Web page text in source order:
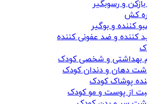
بازکن و رسوبگیر
کش
کننده و بوگیر
کننده و ضد عفونی کننده
بهداشتی و شخصی کودک
دهان و دندان کودک
پوشاک کودک
از پوست و مو کودک